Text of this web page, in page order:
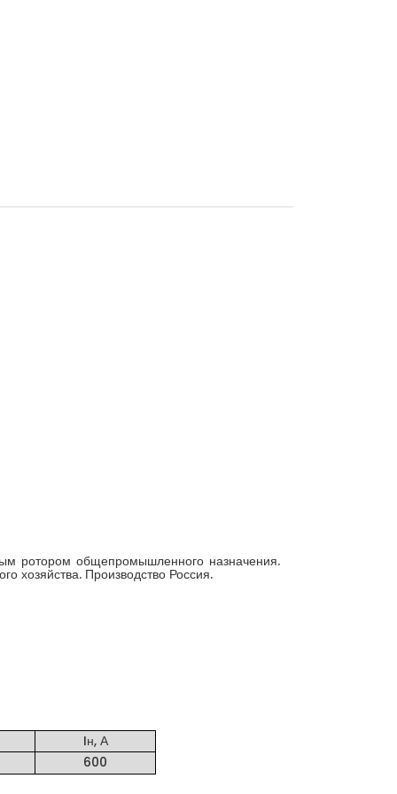
ротором общепромышленного назначения.
хозяйства. Производство Россия.
Iн, А
600